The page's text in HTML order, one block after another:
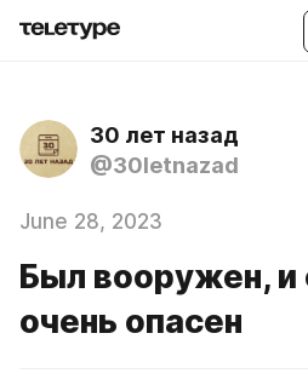
30 лет назад
@30letnazad
June 28, 2023
Был вооружен, и
очень опасен